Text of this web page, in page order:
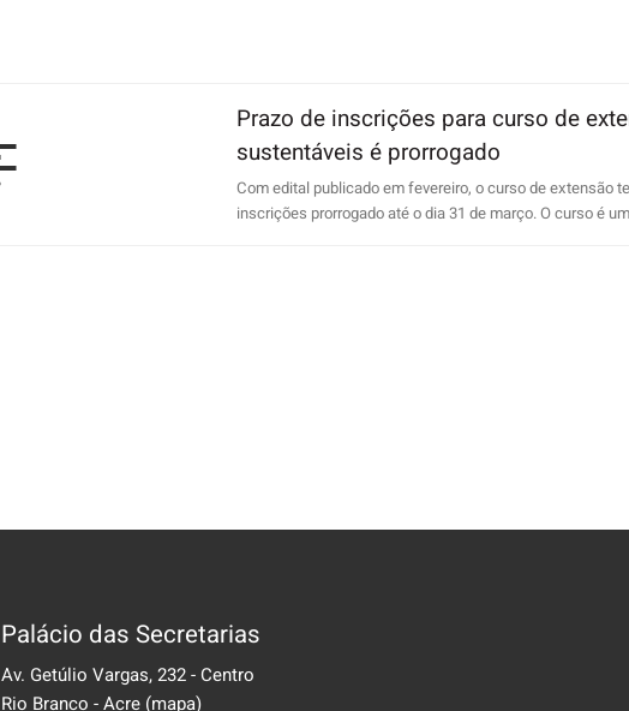
Prazo de inscrições para curso de
sustentáveis é prorrogado
Com edital publicado em fevereiro, o curso de extensão
inscrições prorrogado até o dia 31 de março. O curso é
Palácio das Secretarias
Av. Getúlio Vargas, 232 - Centro
Rio Branco - Acre (mapa)